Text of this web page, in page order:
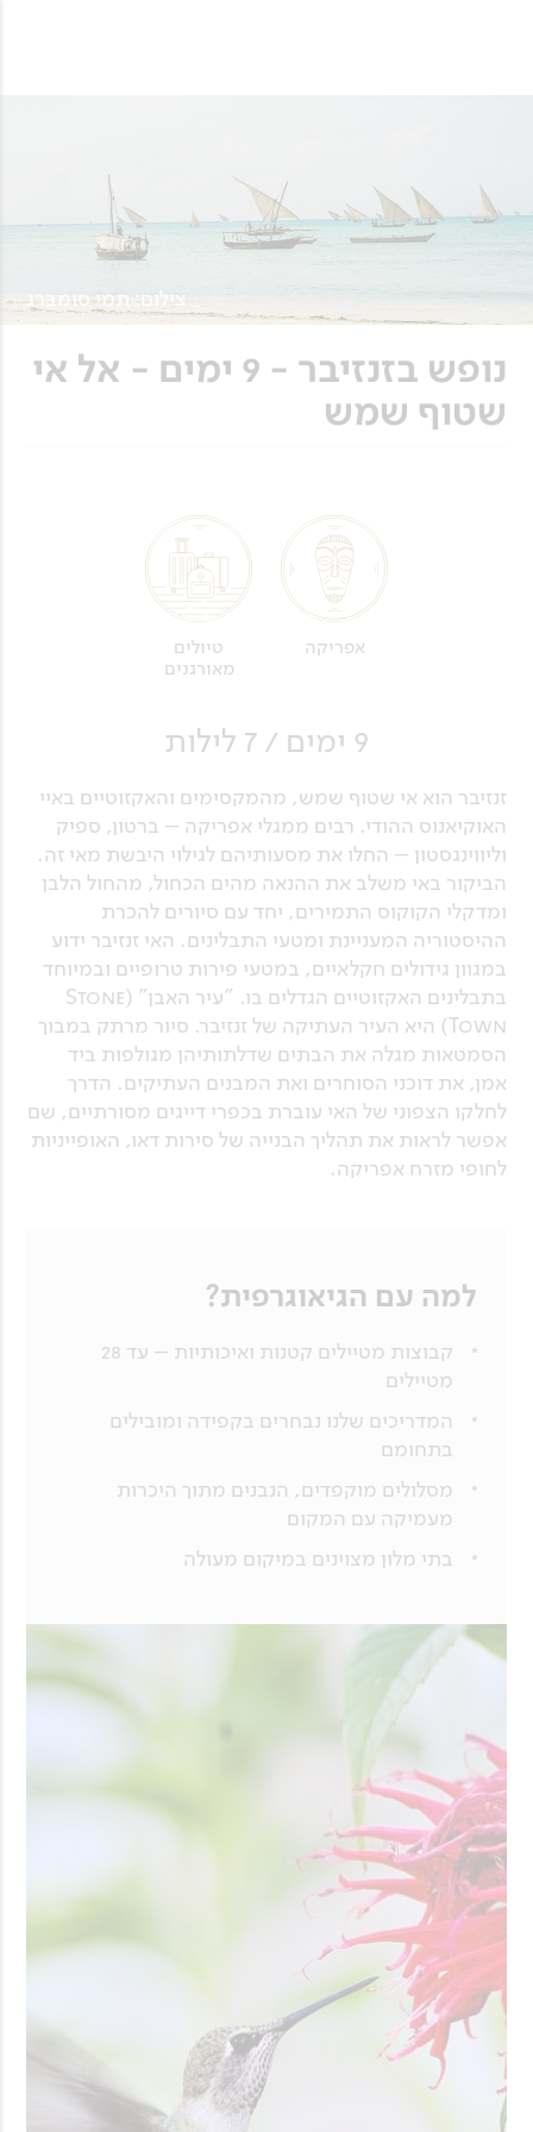
צילום: תמי סומברג
נופש בזנזיבר - 9 ימים - אל אי
שטוף שמש
אפריקה
טיולים
מאורגנים
9 ימים / 7 לילות
זנזיבר הוא אי שטוף שמש, מהמקסימים והאקזוטיים באיי
האוקיאנוס ההודי. רבים ממגלי אפריקה – ברטון, ספיק
וליווינגסטון – החלו את מסעותיהם לגילוי היבשת מאי זה.
הביקור באי משלב את ההנאה מהים הכחול, מהחול הלבן
ומדקלי הקוקוס התמירים, יחד עם סיורים להכרת
ההיסטוריה המעניינת ומטעי התבלינים. האי זנזיבר ידוע
במגוון גידולים חקלאיים, במטעי פירות טרופיים ובמיוחד
בתבלינים האקזוטיים הגדלים בו. "עיר האבן" (Stone
Town) היא העיר העתיקה של זנזיבר. סיור מרתק במבוך
הסמטאות מגלה את הבתים שדלתותיהן מגולפות ביד
אמן, את דוכני הסוחרים ואת המבנים העתיקים. הדרך
לחלקו הצפוני של האי עוברת בכפרי דייגים מסורתיים, שם
אפשר לראות את תהליך הבנייה של סירות דאו, האופייניות
לחופי מזרח אפריקה.
למה עם הגיאוגרפית?
קבוצות מטיילים קטנות ואיכותיות – עד 28
מטיילים
המדריכים שלנו נבחרים בקפידה ומובילים
בתחומם
מסלולים מוקפדים, הנבנים מתוך היכרות
מעמיקה עם המקום
בתי מלון מצוינים במיקום מעולה